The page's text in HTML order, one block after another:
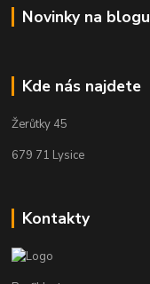
Novinky na blogu
Kde nás najdete
Žerůtky 45
679 71 Lysice
Kontakty